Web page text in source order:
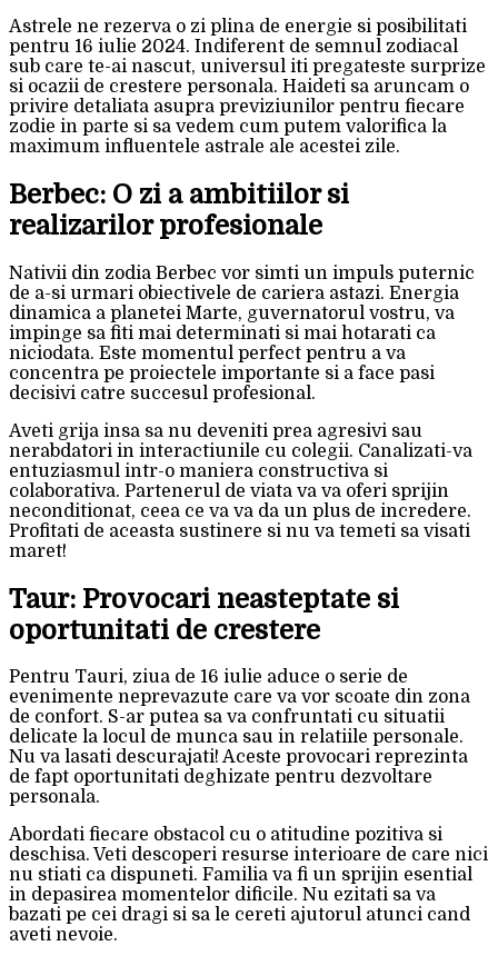
Astrele ne rezerva o zi plina de energie si posibilitati
pentru 16 iulie 2024. Indiferent de semnul zodiacal
sub care te-ai nascut, universul iti pregateste surprize
si ocazii de crestere personala. Haideti sa aruncam o
privire detaliata asupra previziunilor pentru fiecare
zodie in parte si sa vedem cum putem valorifica la
maximum influentele astrale ale acestei zile.
Berbec: O zi a ambitiilor si
realizarilor profesionale
Nativii din zodia Berbec vor simti un impuls puternic
de a-si urmari obiectivele de cariera astazi. Energia
dinamica a planetei Marte, guvernatorul vostru, va
impinge sa fiti mai determinati si mai hotarati ca
niciodata. Este momentul perfect pentru a va
concentra pe proiectele importante si a face pasi
decisivi catre succesul profesional.
Aveti grija insa sa nu deveniti prea agresivi sau
nerabdatori in interactiunile cu colegii. Canalizati-va
entuziasmul intr-o maniera constructiva si
colaborativa. Partenerul de viata va va oferi sprijin
neconditionat, ceea ce va va da un plus de incredere.
Profitati de aceasta sustinere si nu va temeti sa visati
maret!
Taur: Provocari neasteptate si
oportunitati de crestere
Pentru Tauri, ziua de 16 iulie aduce o serie de
evenimente neprevazute care va vor scoate din zona
de confort. S-ar putea sa va confruntati cu situatii
delicate la locul de munca sau in relatiile personale.
Nu va lasati descurajati! Aceste provocari reprezinta
de fapt oportunitati deghizate pentru dezvoltare
personala.
Abordati fiecare obstacol cu o atitudine pozitiva si
deschisa. Veti descoperi resurse interioare de care nici
nu stiati ca dispuneti. Familia va fi un sprijin esential
in depasirea momentelor dificile. Nu ezitati sa va
bazati pe cei dragi si sa le cereti ajutorul atunci cand
aveti nevoie.